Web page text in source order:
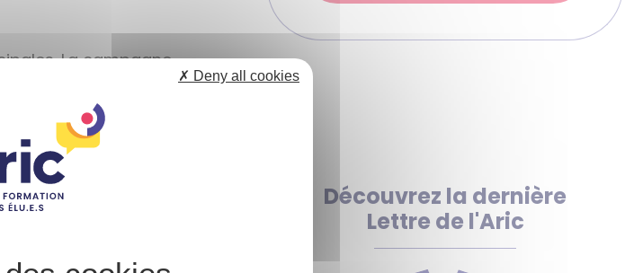
La campagne
de vos futurs
à son arrivée en
ne pas tomber ?
celles qui sont déjà
aventure
spéciale a
Découvrez la dernière
Lettre de l'Aric
✗ Deny all cookies